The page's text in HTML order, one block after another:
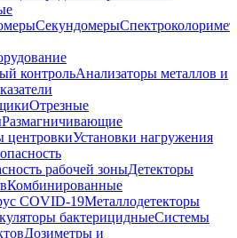
Секундомеры
контрольАнализаторы металлов и
Отрезные
Размагничивающие
центровкиУстановки нагружения
рабочей зоныДетекторы
Комбинированные
COVID-19Металлодетекторы
бактерицидныеСистемы
Дозиметры и